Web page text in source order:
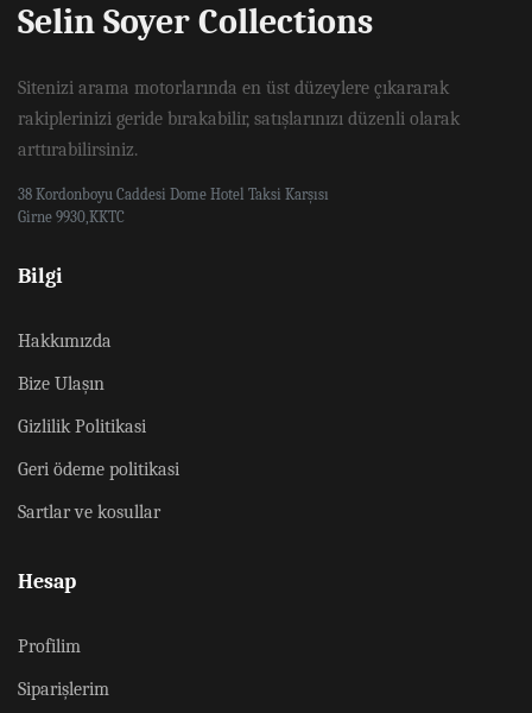
Selin Soyer Collections
Sitenizi arama motorlarında en üst düzeylere çıkararak
rakiplerinizi geride bırakabilir, satışlarınızı düzenli olarak
arttırabilirsiniz.
38 Kordonboyu Caddesi Dome Hotel Taksi Karşısı
Girne 9930,KKTC
Bilgi
Hakkımızda
Bize Ulaşın
Gizlilik Politikasi
Geri ödeme politikasi
Sartlar ve kosullar
Hesap
Profilim
Siparişlerim